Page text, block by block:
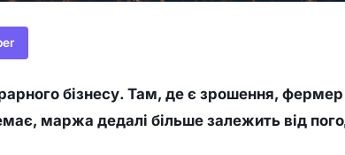
бізнесу. Там, де є зрошення, фермер
маржа дедалі більше залежить від